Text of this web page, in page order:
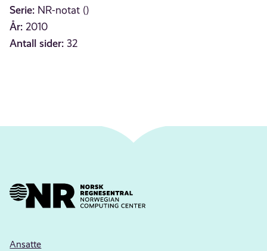
Serie: NR-notat ()
År: 2010
Antall sider: 32
Ansatte